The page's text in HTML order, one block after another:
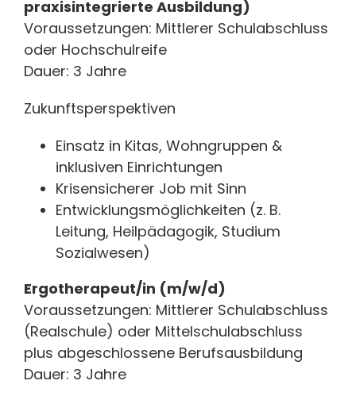
praxisintegrierte Ausbildung)
Voraussetzungen: Mittlerer Schulabschluss
oder Hochschulreife
Dauer: 3 Jahre
Zukunftsperspektiven
Einsatz in Kitas, Wohngruppen &
inklusiven Einrichtungen
Krisensicherer Job mit Sinn
Entwicklungsmöglichkeiten (z. B.
Leitung, Heilpädagogik, Studium
Sozialwesen)
Ergotherapeut/in (m/w/d)
Voraussetzungen: Mittlerer Schulabschluss
(Realschule) oder Mittelschulabschluss
plus abgeschlossene Berufsausbildung
Dauer: 3 Jahre